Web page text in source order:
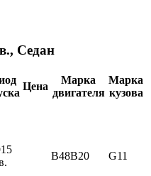
Седан
Цена
Марка
двигателя
Марка
кузова
B48B20
G11